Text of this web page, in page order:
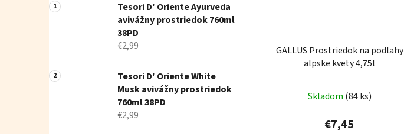
Tesori D' Oriente Ayurveda
avivážny prostriedok 760ml
38PD
€2,99
Tesori D' Oriente White
Musk avivážny prostriedok
760ml 38PD
€2,99
GALLUS Prostriedok na podlahy
alpske kvety 4,75l
Skladom (84 ks)
€7,45